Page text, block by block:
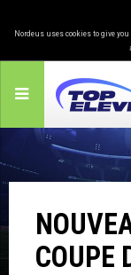
Nordeus uses cookies to give
COUPE